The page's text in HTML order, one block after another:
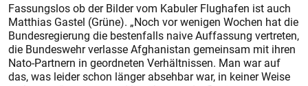
Fassungslos ob der Bilder vom Kabuler Flughafen ist auch
Matthias Gastel (Grüne). „Noch vor wenigen Wochen hat die
Bundesregierung die bestenfalls naive Auffassung vertreten,
die Bundeswehr verlasse Afghanistan gemeinsam mit ihren
Nato-Partnern in geordneten Verhältnissen. Man war auf
das, was leider schon länger absehbar war, in keiner Weise